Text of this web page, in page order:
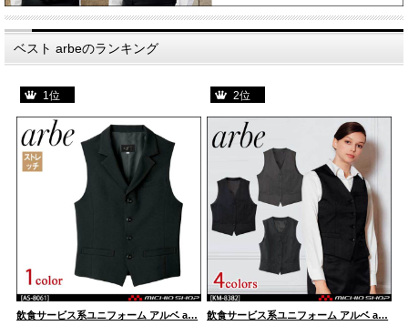
ベスト arbeのランキング
1位
飲食サービス系ユニフォーム アルベ a…
2位
飲食サービス系ユニフォーム アルベ a…